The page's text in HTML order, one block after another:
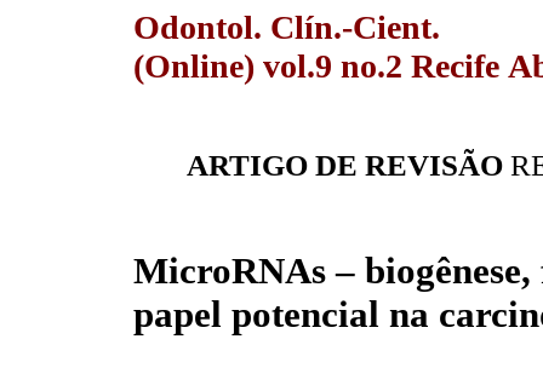
Odontol. Clín.-Cient.
(Online) vol.9 no.2 Recife
ARTIGO DE REVISÃO
MicroRNAs – biogênese,
papel potencial na